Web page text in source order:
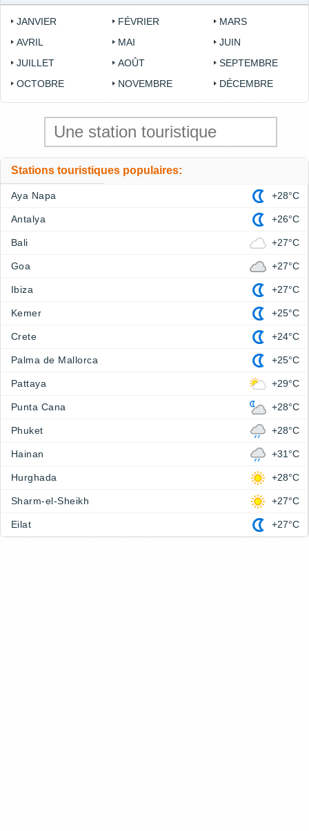
JANVIER FÉVRIER
MARS
AVRIL
MAI
JUIN
JUILLET
AOÛT
SEPTEMBRE
OCTOBRE
NOVEMBRE DÉCEMBRE
Stations touristiques populaires:
Aya Napa +28°C
Antalya +26°C
Bali +27°C
Goa +27°C
Ibiza +27°C
Kemer +25°C
Crete +24°C
Palma de Mallorca +25°C
Pattaya +29°C
Punta Cana +28°C
Phuket +28°C
Hainan +31°C
Hurghada +28°C
Sharm-el-Sheikh +27°C
Eilat +27°C